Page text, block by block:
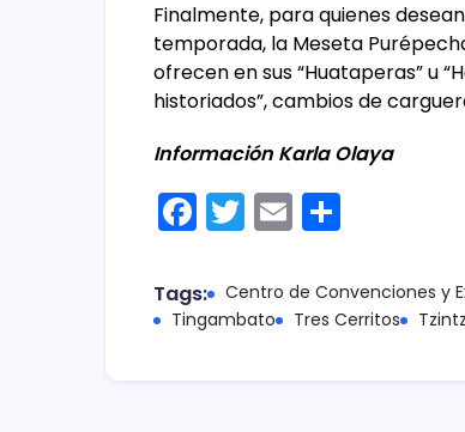
Finalmente, para quienes
temporada, la Meseta
ofrecen en sus “Huataperas” u
historiados”, cambios de
Información Karla Olaya
F
c
e
T
itt
er
E
ai
l
m
p
Tags: Centro de Convenciones y
Tingambato
Tres Cerritos